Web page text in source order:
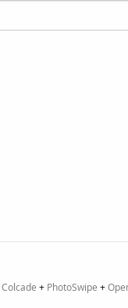
Colcade + PhotoSwipe +